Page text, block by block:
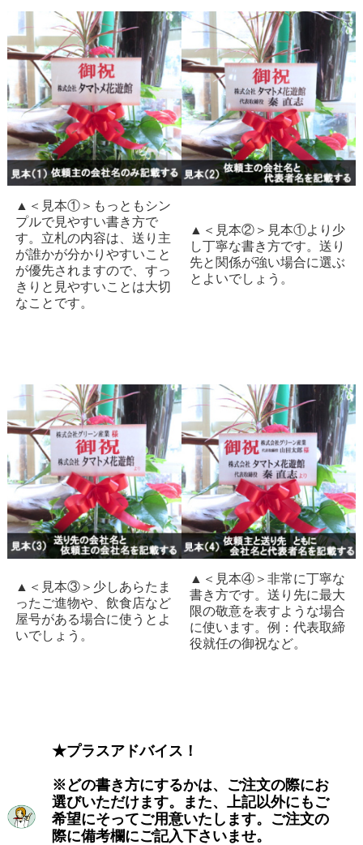
▲＜見本①＞もっともシン
プルで見やすい書き方で
す。立札の内容は、送り主
が誰かが分かりやすいこと
が優先されますので、すっ
きりと見やすいことは大切
なことです。
▲＜見本②＞見本①より少
し丁寧な書き方です。送り
先と関係が強い場合に選ぶ
とよいでしょう。
▲＜見本③＞少しあらたま
ったご進物や、飲食店など
屋号がある場合に使うとよ
いでしょう。
▲＜見本④＞非常に丁寧な
書き方です。送り先に最大
限の敬意を表すような場合
に使います。例：代表取締
役就任の御祝など。
★プラスアドバイス！
※どの書き方にするかは、ご注文の際にお
選びいただけます。また、上記以外にもご
希望にそってご用意いたします。ご注文の
際に備考欄にご記入下さいませ。